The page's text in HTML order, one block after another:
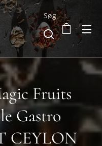
Søg
Fruits
Gastro
CEYLON